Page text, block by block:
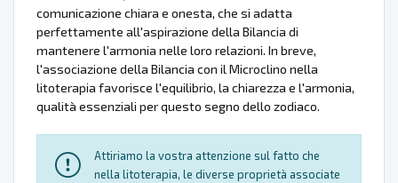
comunicazione chiara e onesta, che si adatta
perfettamente all'aspirazione della Bilancia di
mantenere l'armonia nelle loro relazioni. In breve,
l'associazione della Bilancia con il Microclino nella
litoterapia favorisce l'equilibrio, la chiarezza e l'armonia,
qualità essenziali per questo segno dello zodiaco.
Attiriamo la vostra attenzione sul fatto che
nella litoterapia, le diverse proprietà associate